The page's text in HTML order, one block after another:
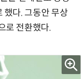
했다. 그동안 무상
로 전환했다.